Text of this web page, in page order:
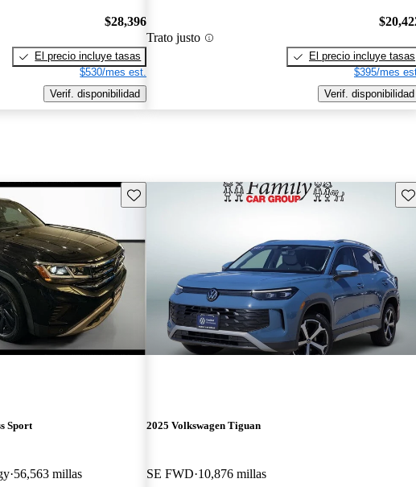
$28,396
El precio incluye tasas
$530/mes est.
Verif. disponibilidad
Trato justo
El precio incluye tasas
$395/mes
Verif. disponibilidad
Guarda este Aviso
Sport
56,563 millas
2025 Volkswagen Tiguan
SE FWD 10,876 millas